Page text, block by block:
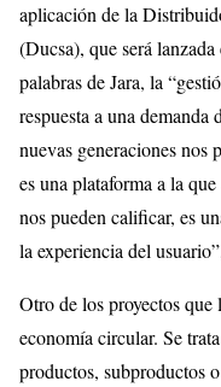
aplicación de la
(Ducsa), que será
palabras de Jara, la
respuesta a una
nuevas generaciones nos
es una plataforma a la
nos pueden calificar, es
la experiencia del
Otro de los proyectos que
economía circular. Se
productos, subproductos